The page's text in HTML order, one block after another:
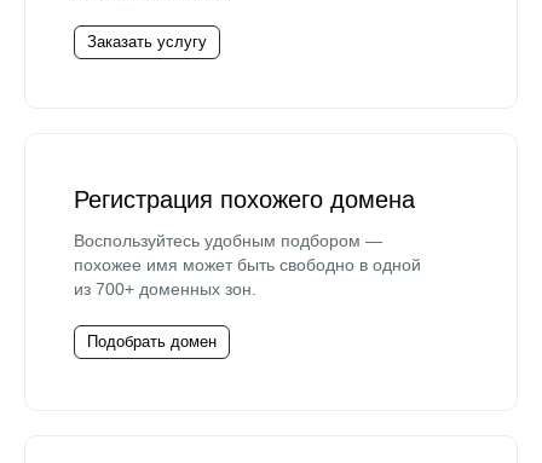
Заказать услугу
Регистрация похожего домена
Воспользуйтесь удобным подбором —
похожее имя может быть свободно в одной
из 700+ доменных зон.
Подобрать домен